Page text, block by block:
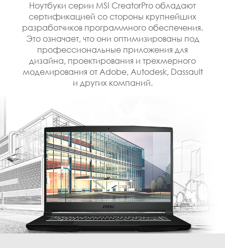
Ноутбуки серии MSI CreatorPro обладают
сертификацией со стороны крупнейших
разработчиков программного обеспечения.
Это означает, что они оптимизированы под
профессиональные приложения для
дизайна, проектирования и трехмерного
моделирования от Adobe, Autodesk, Dassault
и других компаний.